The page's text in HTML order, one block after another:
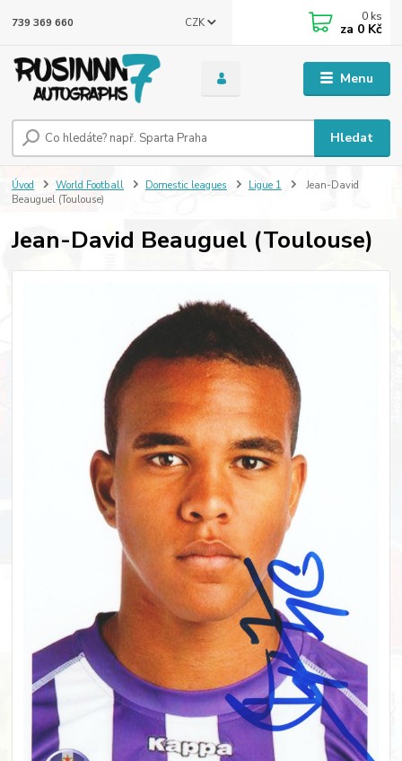
Menu
CZK
Hledat
739 369 660 0 ks
za 0 Kč
Úvod World Football Domestic leagues Ligue 1
Jean-David
Beauguel (Toulouse)
Jean-David Beauguel (Toulouse)